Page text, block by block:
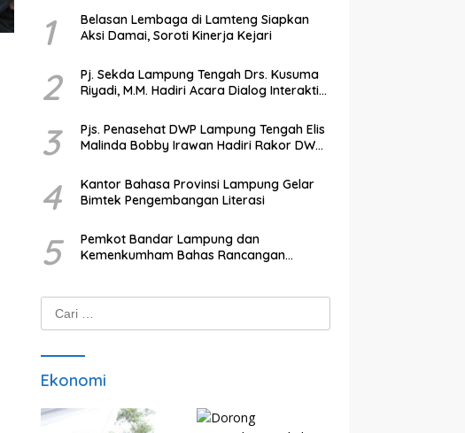
1
Belasan Lembaga di Lamteng Siapkan
Aksi Damai, Soroti Kinerja Kejari
2
Pj. Sekda Lampung Tengah Drs. Kusuma
Riyadi, M.M. Hadiri Acara Dialog Interaktif
3
Pjs. Penasehat DWP Lampung Tengah Elis
Malinda Bobby Irawan Hadiri Rakor DWP
4
Kantor Bahasa Provinsi Lampung Gelar
Bimtek Pengembangan Literasi
5
Pemkot Bandar Lampung dan
Kemenkumham Bahas Rancangan
Ekonomi